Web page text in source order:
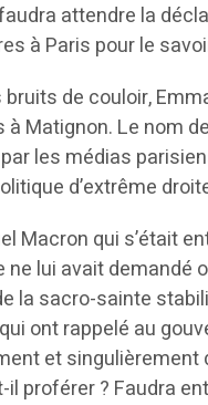
attendre la
à Paris pour le
bruits de couloir,
à Matignon. Le nom
les médias
d’extrême
Macron qui s’était
ne lui avait demandé
la sacro-sainte
ont rappelé au
et singulièrement
il proférer ? Faudra